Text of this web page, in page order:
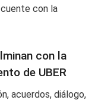
con la
con la
de UBER
acuerdos, diálogo,